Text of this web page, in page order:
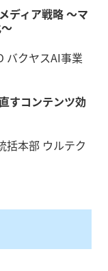
ディア戦略 〜マ
バクヤスAI事業
すコンテンツ効
括本部 ウルテク